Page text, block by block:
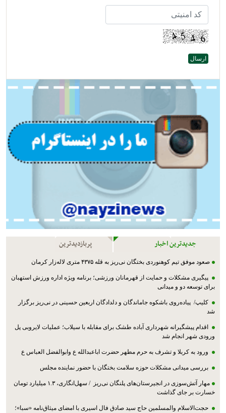
جدیدترین اخبار پربازدیدترین
صعود موفق تیم کوهنوردی بختگان نی‌ریز به قله ۴۳۷۵ متری لاله‌زار کرمان
پیگیری مشکلات و حمایت از قهرمانان ورزشی؛ برنامه ویژه اداره ورزش استهبان
برای توسعه دو و میدانی
کلیپ/ پیاده‌روی باشکوه جاماندگان و دلدادگان اربعین حسینی در نی‌ریز برگزار
شد
اقدام پیشگیرانه شهرداری آباده طشک برای مقابله با سیلاب؛ عملیات لایروبی پل
ورودی شهر انجام شد
ورود به کربلا و تشرف به حرم مطهر حضرت اباعبدالله ع وابوالفضل العباس ع
بررسی میدانی مشکلات حوزه سلامت بختگان با حضور نماینده مجلس
مهار آتش‌سوزی در انجیرستان‌های پلنگان نی‌ریز / سهل‌انگاری، ۱.۳ میلیارد تومان
خسارت بر جای گذاشت
حجت‌الاسلام والمسلمین حاج سید صادق فال اسیری با امضای میثاق‌نامه «سبا»؛